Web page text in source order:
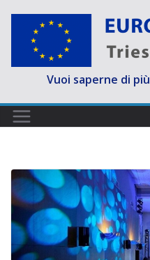
contenuto
Vuoi saperne di